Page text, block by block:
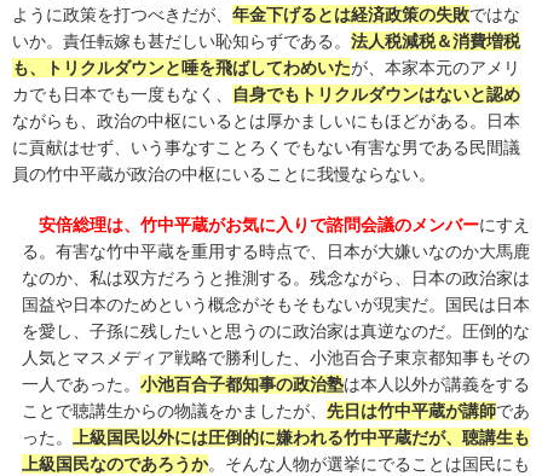
ように政策を打つべきだが、 年金下げるとは経済政策の失敗ではな
いか。責任転嫁も甚だしい恥知らずである。 法人税減税＆消費増税
も、トリクルダウンと唾を飛ばしてわめいたが、本家本元のアメリ
カでも日本でも一度もなく、
自身でもトリクルダウンはないと認め
ながらも、政治の中枢にいるとは厚かましいにもほどがある。日本
に貢献はせず、いう事なすことろくでもない有害な男である民間議
員の竹中平蔵が政治の中枢にいることに我慢ならない。
安倍総理は、竹中平蔵がお気に入りで諮問会議のメンバーにすえ
る。有害な竹中平蔵を重用する時点で、日本が大嫌いなのか大馬鹿
なのか、私は双方だろうと推測する。残念ながら、日本の政治家は
国益や日本のためという概念がそもそもないが現実だ。国民は日本
を愛し、子孫に残したいと思うのに政治家は真逆なのだ。圧倒的な
人気とマスメディア戦略で勝利した、小池百合子東京都知事もその
一人であった。 小池百合子都知事の政治塾は本人以外が講義をする
ことで聴講生からの物議をかましたが、 先日は竹中平蔵が講師であ
った。
上級国民以外には圧倒的に嫌われる竹中平蔵だが、聴講生も
上級国民なのであろうか。そんな人物が選挙にでることは国民にも